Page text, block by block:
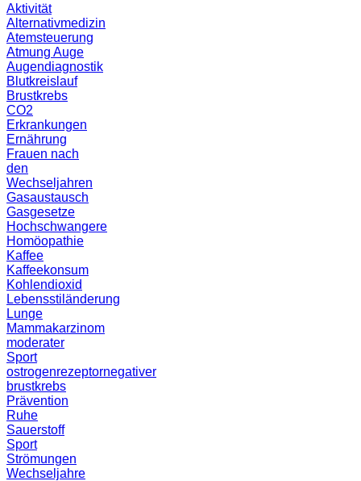
Aktivität
Alternativmedizin
Atemsteuerung
Atmung Auge
Augendiagnostik
Blutkreislauf
Brustkrebs
CO2
Erkrankungen
Ernährung
Frauen nach
den
Wechseljahren
Gasaustausch
Gasgesetze
Hochschwangere
Homöopathie
Kaffee
Kaffeekonsum
Kohlendioxid
Lebensstiländerung
Lunge
Mammakarzinom
moderater
Sport
ostrogenrezeptornegativer
brustkrebs
Prävention
Ruhe
Sauerstoff
Sport
Strömungen
Wechseljahre